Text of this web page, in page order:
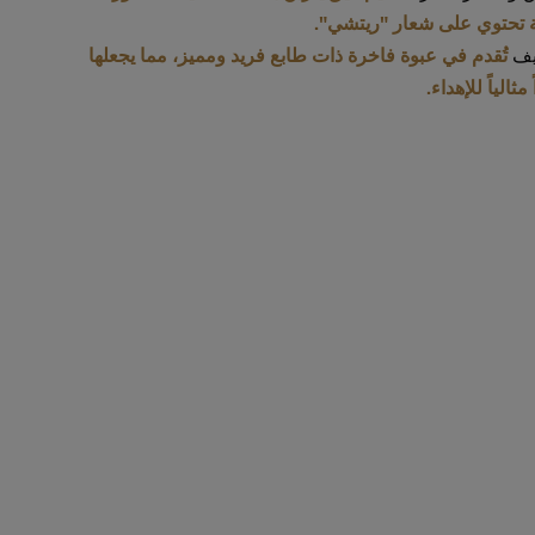
تحتوي على شعار "ريتشي".
تُقدم في عبوة فاخرة ذات طابع فريد ومميز، مما يجعلها
للإهداء.